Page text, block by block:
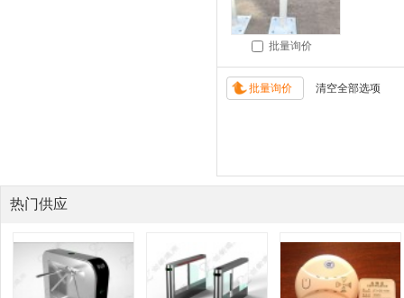
批量询价
热门供应